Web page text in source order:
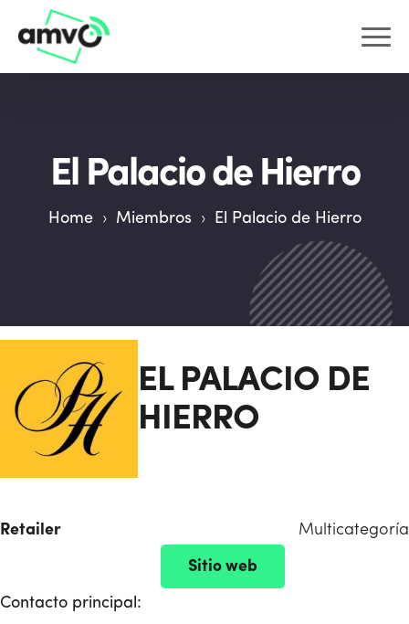
El Palacio de Hierro
Home › Miembros › El Palacio de Hierro
EL PALACIO DE
HIERRO
Retailer Multicategoría
Sitio web
Contacto principal: